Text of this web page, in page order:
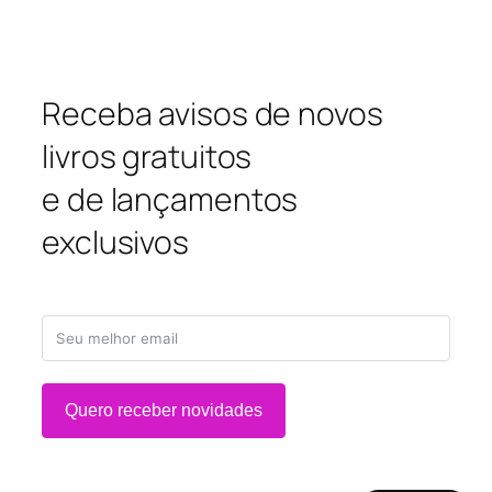
Receba avisos de novos
livros gratuitos
e de lançamentos
exclusivos
Quero receber novidades